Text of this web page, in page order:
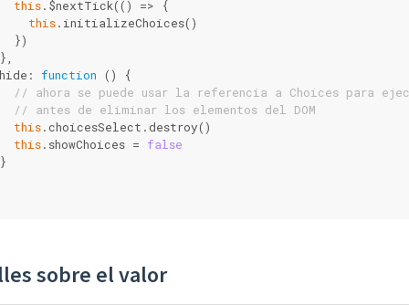
this.$nextTick(() => {
this.initializeChoices()
})
function ( )
{
// ahora se puede usar la referencia a Choices para
// antes de eliminar los elementos del DOM
this.choicesSelect.destroy()
this.showChoices = false
sobre el valor